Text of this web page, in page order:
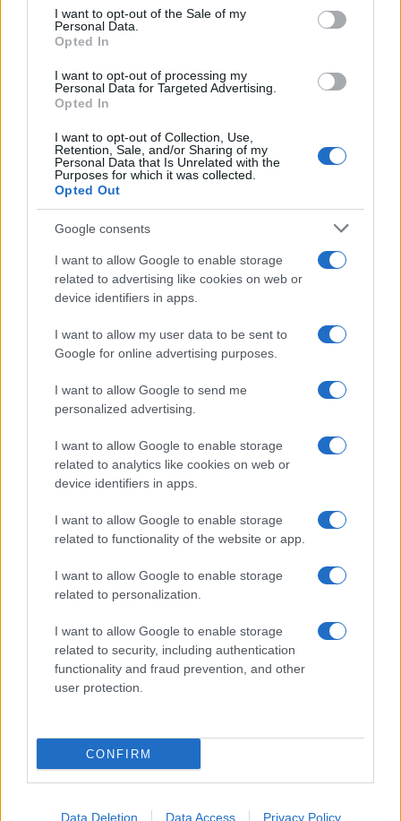
services and may gather and store information including but
not limited to your visit or usage behaviour. You may click to
grant or deny consent to Google and its third-party tags to
consent section.
I want to opt-out of the Sale of my
Personal Data.
Opted In
I want to opt-out of processing my
Personal Data for Targeted Advertising.
Opted In
I want to opt-out of Collection, Use,
Retention, Sale, and/or Sharing of my
Personal Data that Is Unrelated with the
Purposes for which it was collected.
Opted Out
Google consents
I want to allow Google to enable storage
related to advertising like cookies on web or
device identifiers in apps.
I want to allow my user data to be sent to
Google for online advertising purposes.
I want to allow Google to send me
personalized advertising.
I want to allow Google to enable storage
related to analytics like cookies on web or
device identifiers in apps.
I want to allow Google to enable storage
related to functionality of the website or app.
I want to allow Google to enable storage
related to personalization.
I want to allow Google to enable storage
related to security, including authentication
functionality and fraud prevention, and other
user protection.
CONFIRM
Data Deletion Data Access Privacy Policy